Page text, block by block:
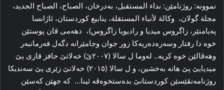
نموونە: روژنامێن: نداء المستقبل، بەدرخان، الصباح، الصباح الجدید،
مجلة گولان، وکالة لأنباء المستقلة، ینابیع کوردستان، ئاژانسا
پەیامنێر، زاگروس میدیا و رادیویا زاگروس)، دهەمی ڤان پوستێن
خوە دا رفتار وسەرەدەریەکا زور جوان وجامێرانە دگەل فەرمانبەر
وهەڤالێن خوە کریە.. لەوما ل سالا (٢٠٠٧ێ) خەلاتێ حافز قازی یێ
میدیایێ پێ هاتە بەخشین، و ل سالا (٢٠١٥) خەلاتێ زێری یێ سەندیکا
روژنامەنڤێسێن کوردستانێ بدەستخوەڤە ئینا… کە جهێن کەسێن